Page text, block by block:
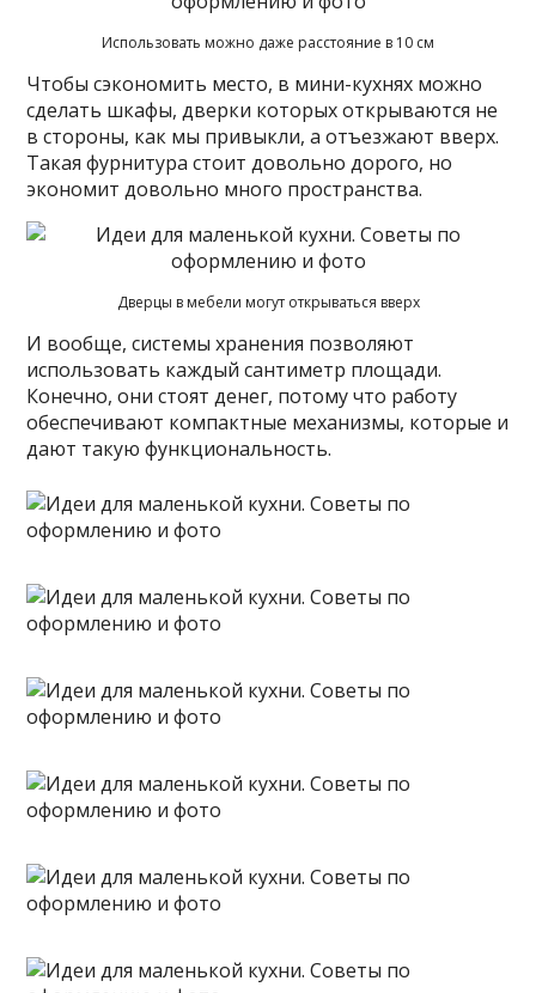
Использовать можно даже расстояние в 10 см
Чтобы сэкономить место, в мини-кухнях можно
сделать шкафы, дверки которых открываются не
в стороны, как мы привыкли, а отъезжают вверх.
Такая фурнитура стоит довольно дорого, но
экономит довольно много пространства.
Дверцы в мебели могут открываться вверх
И вообще, системы хранения позволяют
использовать каждый сантиметр площади.
Конечно, они стоят денег, потому что работу
обеспечивают компактные механизмы, которые и
дают такую функциональность.